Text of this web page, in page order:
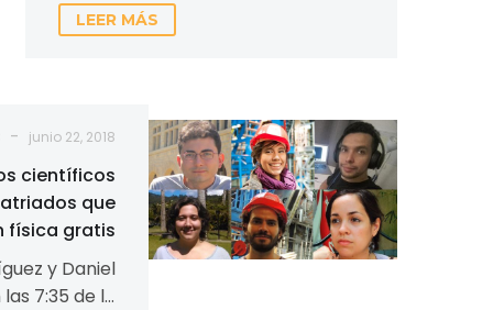
nación caribeña de cerca…
LEER MÁS
Los
exitosos
científicos
venezolanos
expatriados
- junio 22, 2018
científicos
que
física gratis
y Daniel
7:35 de la